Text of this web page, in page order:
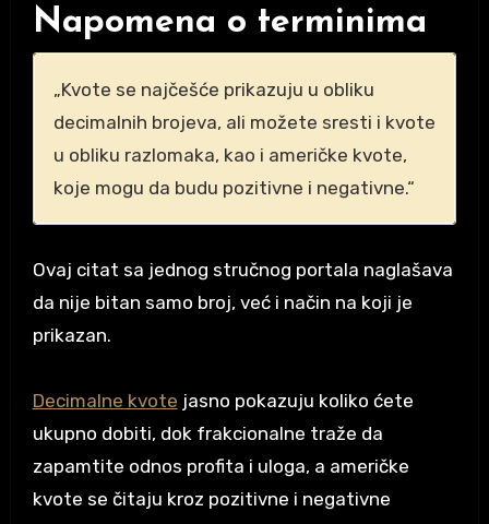
Napomena o terminima
„Kvote se najčešće prikazuju u obliku
decimalnih brojeva, ali možete sresti i kvote
u obliku razlomaka, kao i američke kvote,
koje mogu da budu pozitivne i negativne.“
Ovaj citat sa jednog stručnog portala naglašava
da nije bitan samo broj, već i način na koji je
prikazan.
Decimalne kvote jasno pokazuju koliko ćete
ukupno dobiti, dok frakcionalne traže da
zapamtite odnos profita i uloga, a američke
kvote se čitaju kroz pozitivne i negativne